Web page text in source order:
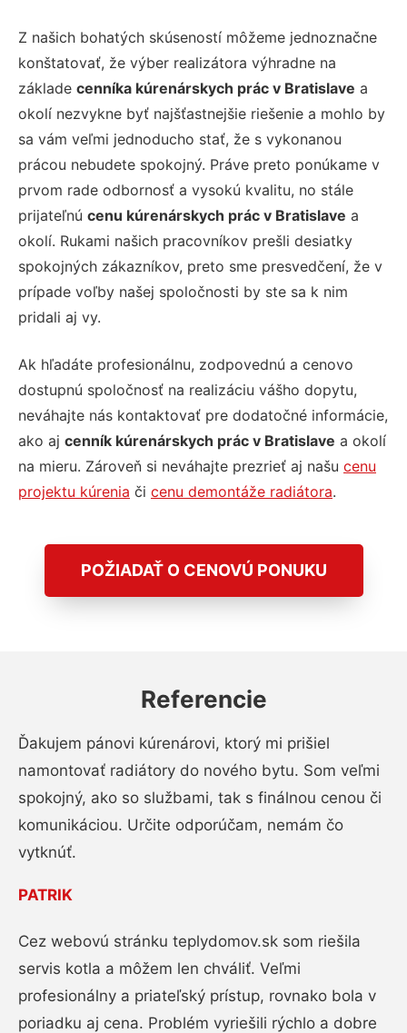
Z našich bohatých skúseností môžeme jednoznačne
konštatovať, že výber realizátora výhradne na
základe cenníka kúrenárskych prác v Bratislave a
okolí nezvykne byť najšťastnejšie riešenie a mohlo by
sa vám veľmi jednoducho stať, že s vykonanou
prácou nebudete spokojný. Práve preto ponúkame v
prvom rade odbornosť a vysokú kvalitu, no stále
prijateľnú cenu kúrenárskych prác v Bratislave a
okolí. Rukami našich pracovníkov prešli desiatky
spokojných zákazníkov, preto sme presvedčení, že v
prípade voľby našej spoločnosti by ste sa k nim
pridali aj vy.
Ak hľadáte profesionálnu, zodpovednú a cenovo
dostupnú spoločnosť na realizáciu vášho dopytu,
neváhajte nás kontaktovať pre dodatočné informácie,
ako aj cenník kúrenárskych prác v Bratislave a okolí
na mieru. Zároveň si neváhajte prezrieť aj našu cenu
projektu kúrenia či cenu demontáže radiátora.
POŽIADAŤ O CENOVÚ PONUKU
Referencie
Ďakujem pánovi kúrenárovi, ktorý mi prišiel
namontovať radiátory do nového bytu. Som veľmi
spokojný, ako so službami, tak s finálnou cenou či
komunikáciou. Určite odporúčam, nemám čo
vytknúť.
PATRIK
Cez webovú stránku teplydomov.sk som riešila
servis kotla a môžem len chváliť. Veľmi
profesionálny a priateľský prístup, rovnako bola v
poriadku aj cena. Problém vyriešili rýchlo a dobre